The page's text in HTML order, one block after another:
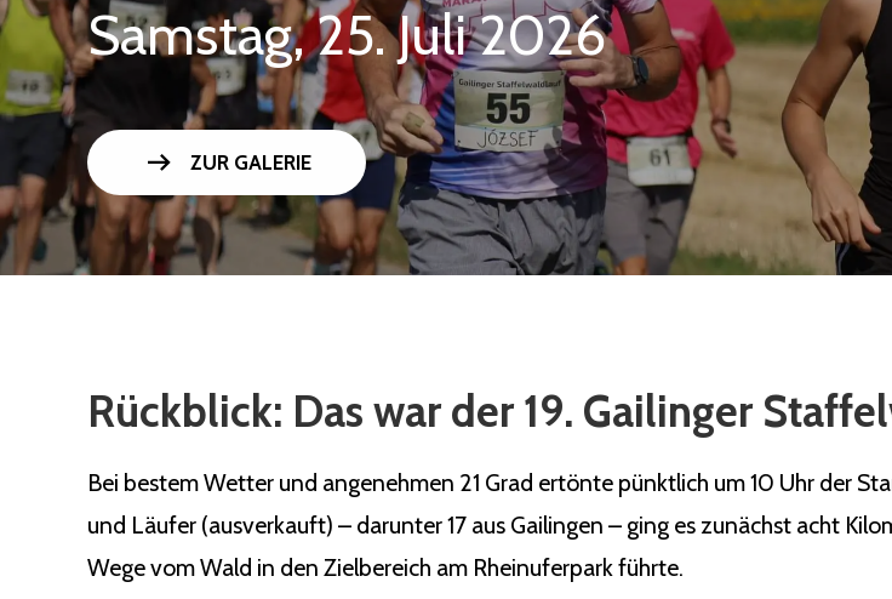
Samstag, 25. Juli 2026
arrow_right_alt ZUR GALERIE
Rückblick: Das war der 19. Gailinger
Bei bestem Wetter und angenehmen 21 Grad ertönte pünktlich um 10 Uhr der
und Läufer (ausverkauft) – darunter 17 aus Gailingen – ging es zunächst acht
Wege vom Wald in den Zielbereich am Rheinuferpark führte.